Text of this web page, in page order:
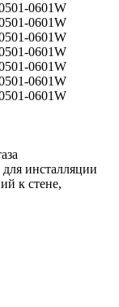
инсталляции
к стене,